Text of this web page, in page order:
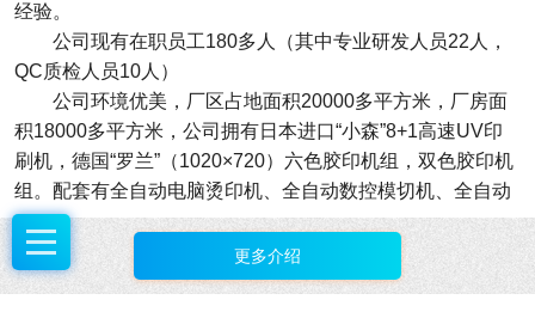
经验。
公司现有在职员工180多人（其中专业研发人员22人，
QC质检人员10人）
公司环境优美，厂区占地面积20000多平方米，厂房面
积18000多平方米，公司拥有日本进口“小森”8+1高速UV印
刷机，德国“罗兰”（1020×720）六色胶印机组，双色胶印机
组。配套有全自动电脑烫印机、全自动数控模切机、全自动
数控复膜机、全自动数控合板机、全自动裱瓦机、全自动粘
盒机、全自动压光压痕机、全自动裱糊线等系列设备。拥有
6条精裱盒生产流水线，为广大客户提供高质的各类产品。
更多介绍